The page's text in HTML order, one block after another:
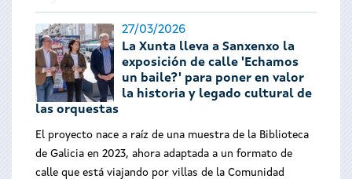
27/03/2026
La Xunta lleva a Sanxenxo la
exposición de calle 'Echamos
un baile?' para poner en valor
la historia y legado cultural de
las orquestas
El proyecto nace a raíz de una muestra de la Biblioteca
de Galicia en 2023, ahora adaptada a un formato de
calle que está viajando por villas de la Comunidad